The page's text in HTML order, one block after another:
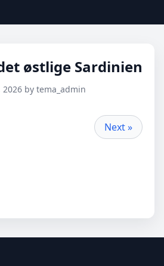
østlige Sardinien
2026 by tema_admin
Next »